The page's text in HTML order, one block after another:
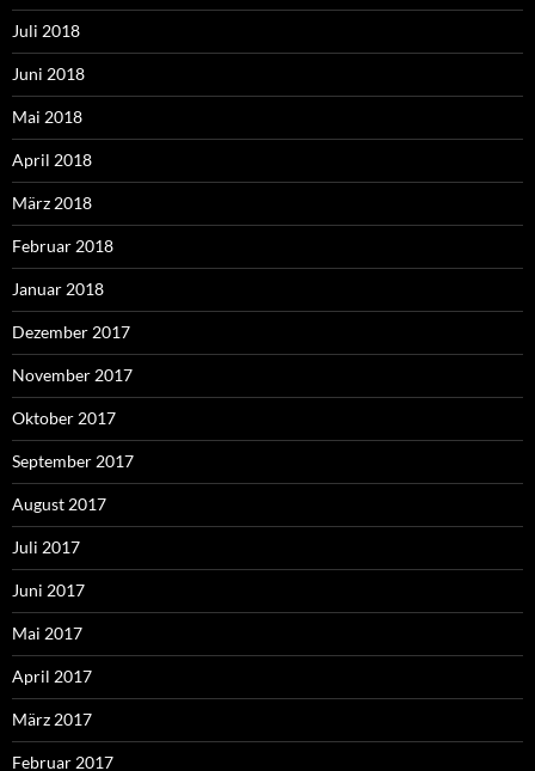
Juli 2018
Juni 2018
Mai 2018
April 2018
März 2018
Februar 2018
Januar 2018
Dezember 2017
November 2017
Oktober 2017
September 2017
August 2017
Juli 2017
Juni 2017
Mai 2017
April 2017
März 2017
Februar 2017